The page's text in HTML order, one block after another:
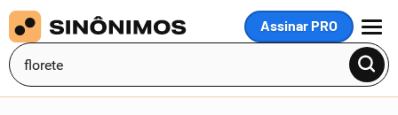
Assinar PRO
MENU